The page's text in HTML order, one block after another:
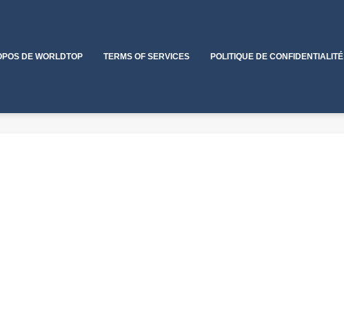
DE WORLDTOP TERMS OF SERVICES POLITIQUE DE CONFIDENTIALITÉ